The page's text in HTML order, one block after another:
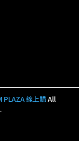
PLAZA 線上購All
.